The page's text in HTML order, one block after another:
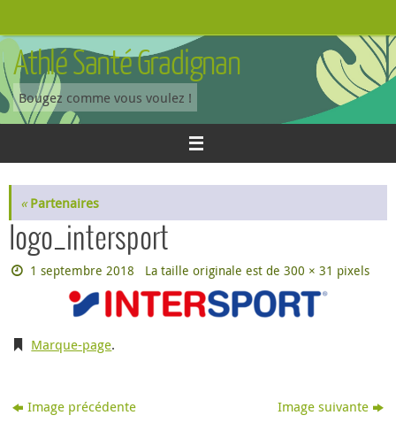
au
contenu
Athlé Santé Gradignan
Bougez comme vous voulez !
«Partenaires
logo_intersport
1 septembre 2018 La taille originale est de 300 × 31 pixels
Marque-page.
Image précédente Image suivante